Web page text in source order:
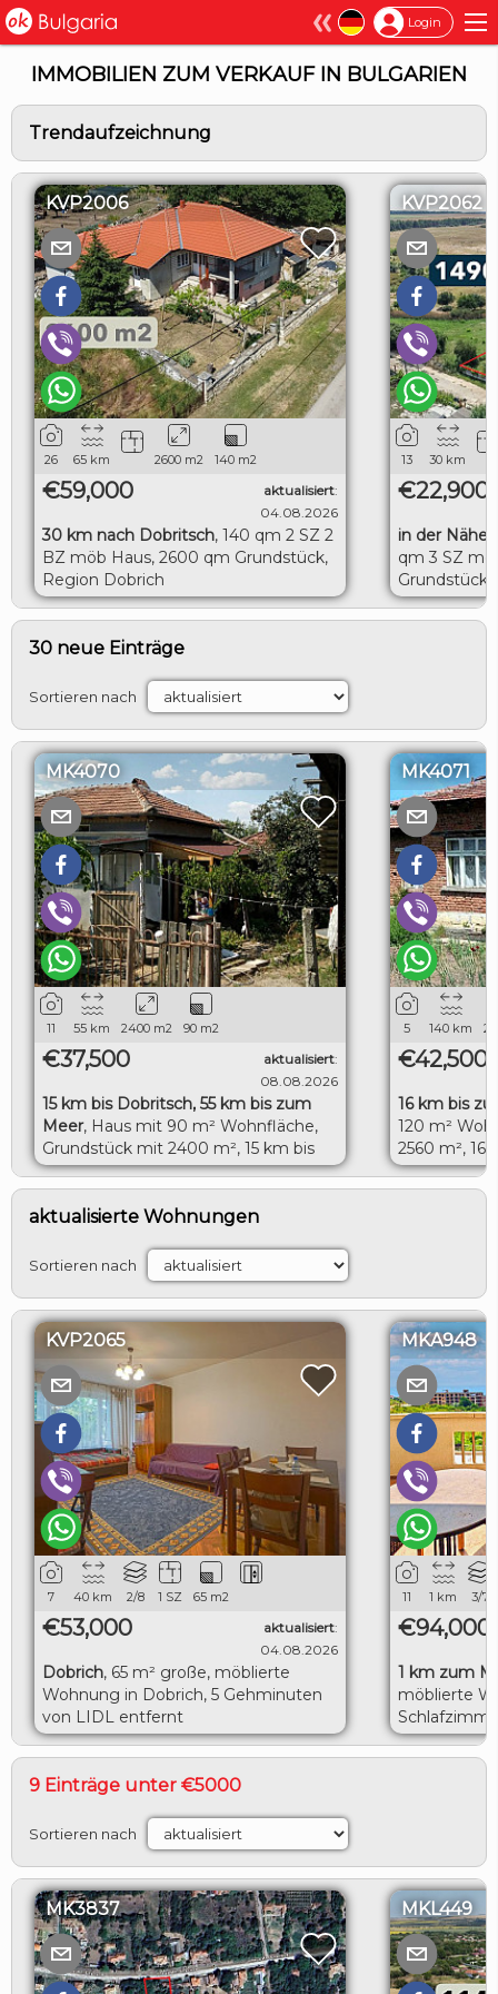
Login ×
IMMOBILIEN ZUM VERKAUF IN BULGARIEN
Trendaufzeichnung
KVP2006
26 65 km 2600 m2 140 m2
€59,000 aktualisiert:
04.08.2026
30 km nach Dobritsch, 140 qm 2 SZ 2
BZ möb Haus, 2600 qm Grundstück,
Region Dobrich
KVP2062
13 30 km
€22,900
in der Nähe
qm 3 SZ
Grundstück,
Toshevo
30 neue Einträge
Sortieren nach
MK4070
11 55 km 2400 m2 90 m2
€37,500 aktualisiert:
08.08.2026
15 km bis Dobritsch, 55 km bis zum
Meer, Haus mit 90 m² Wohnfläche,
Grundstück mit 2400 m², 15 km bis
Dobritsch, 55 km bis zum Meer
MK4071
5 140 km
€42,500
16 km bis
120 m²
2560 m²,
aktualisierte Wohnungen
Sortieren nach
KVP2065
7 40 km 2/8 1 SZ 65 m2
€53,000 aktualisiert:
04.08.2026
Dobrich, 65 m² große, möblierte
Wohnung in Dobrich, 5 Gehminuten
von LIDL entfernt
MKA948
11 1 km 3/7
€94,000
1 km zum
möblierte
herrlicher
9 Einträge unter €5000
Sortieren nach
MK3837 MKL449